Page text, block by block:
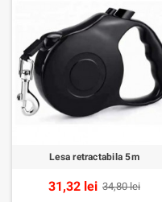
Lesa retractabila 5m
31,32 lei 34,80 lei